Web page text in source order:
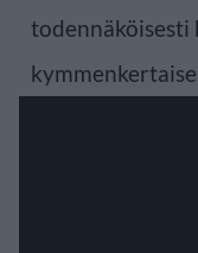
todennäköisesti